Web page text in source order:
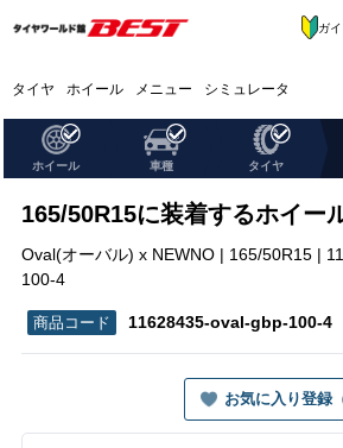
タイヤ ホイール メニュー シミュレータ
ガ
ホイール 車種 タイヤ
165/50R15に装着するホイー
Oval(オーバル) x NEWNO | 165/50R15 |
100-4
11628435-oval-gbp-100-4
お気に入り登録